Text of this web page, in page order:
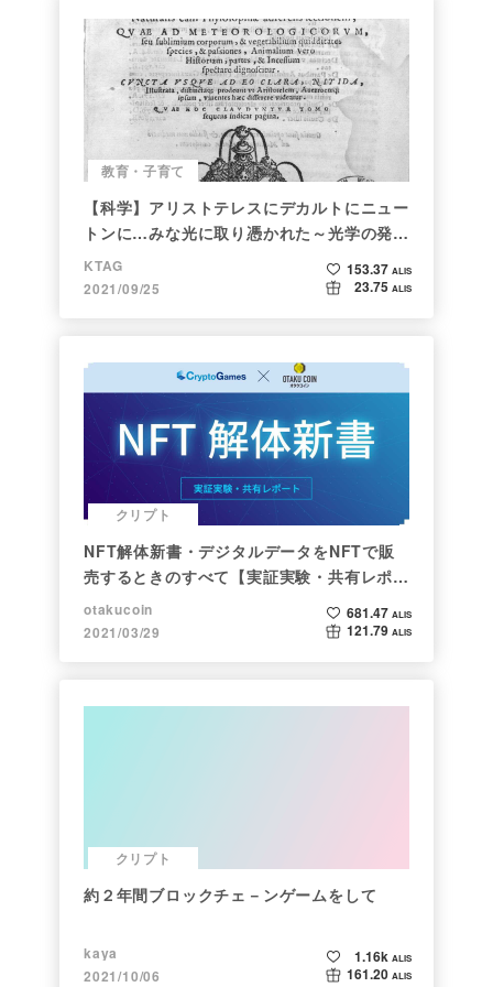
教育・子育て
【科学】アリストテレスにデカルトにニュー
トンに…みな光に取り憑かれた～光学の発展
～
KTAG
2021/09/25
153.37 ALIS
23.75 ALIS
クリプト
NFT解体新書・デジタルデータをNFTで販
売するときのすべて【実証実験・共有レポー
ト】
otakucoin
2021/03/29
681.47 ALIS
121.79 ALIS
クリプト
約２年間ブロックチェ－ンゲームをして
kaya
2021/10/06
1.16k ALIS
161.20 ALIS